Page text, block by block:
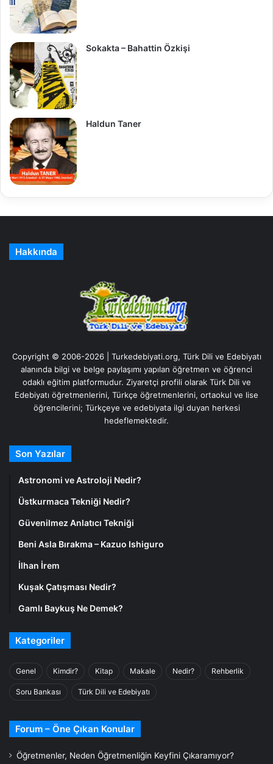
Sokakta – Bahattin Özkişi
Haldun Taner
Hakkında
Copyright © 2006-2026 | Turkedebiyati.org, Türk Dili ve Edebiyatı
alanında bilgi ve belge paylaşımı yapılan öğretmen ve öğrenci
odaklı eğitim platformudur. Ziyaretçi profili olarak Türk Dili ve
Edebiyatı öğretmenlerini, Türkçe öğretmenlerini, ortaokul ve lise
öğrencilerini; Türkçeye ve edebiyata ilgi duyan herkesi
hedeflemektedir.
Son Yazılar
Astronomi ve Astroloji Nedir?
Üstkurmaca Tekniği Nedir?
Güvenilmez Anlatıcı Tekniği
Beni Asla Bırakma – Kazuo Ishiguro
İlhan İrem
Kuşak Çatışması Nedir?
Gamlı Baykuş Ne Demek?
Kategoriler
Genel Kimdir? Kitap Makale Nedir? Rehberlik
Soru Bankası Türk Dili ve Edebiyatı
Forum – Öne Çıkan Konular
Öğretmenler, Neden Öğretmenliğin Keyfini Çıkaramıyor?